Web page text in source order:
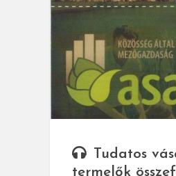
Tudatos
termelők